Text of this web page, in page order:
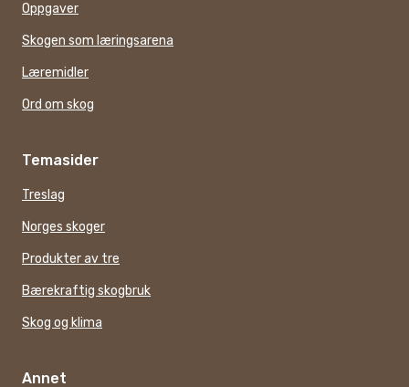
Oppgaver
Skogen som læringsarena
Læremidler
Ord om skog
Temasider
Treslag
Norges skoger
Produkter av tre
Bærekraftig skogbruk
Skog og klima
Annet